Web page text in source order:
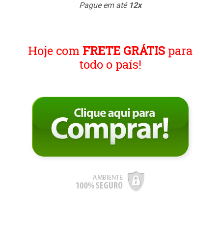
Pague em até 12x
Hoje com FRETE GRÁTISpara
todo o país!